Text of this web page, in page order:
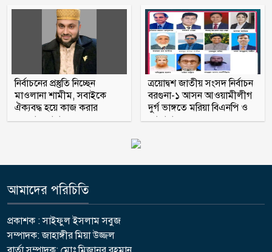
যে ডকুমেন্টারিতে আবু সাঈদের ছবি নেই,
সেটা কোনো ডকুমেন্টারি নয়: ভারপ্রাপ্ত
নির্বাচনের প্রস্তুতি নিচ্ছেন
মাওলানা শামীম, সবাইকে
ঐক্যবদ্ধ হয়ে কাজ করার
অহব্বান জানান
ত্রয়োদ্বশ জাতীয় সংসদ নির্বাচন
বরগুনা-১ আসন আওয়ামীলীগ
দুর্গ ভাঙ্গতে মরিয়া বিএনপি ও
জামায়াত
আমাদের পরিচিতি
প্রকাশক : সাইফুল ইসলাম সবুজ
সম্পাদক: জাহাঙ্গীর মিয়া উজ্জল